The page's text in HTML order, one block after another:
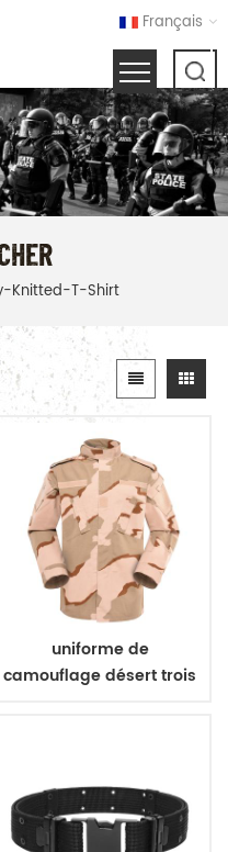
Français
Knitted-T-Shirt
uniforme de
camouflage désert trois